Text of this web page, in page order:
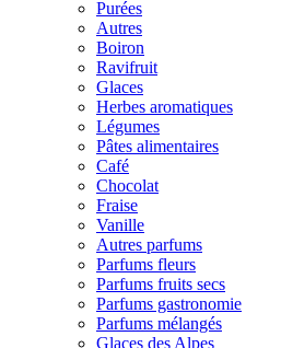
Purées
Autres
Boiron
Ravifruit
Glaces
Herbes aromatiques
Légumes
Pâtes alimentaires
Café
Chocolat
Fraise
Vanille
Autres parfums
Parfums fleurs
Parfums fruits secs
Parfums gastronomie
Parfums mélangés
Glaces des Alpes